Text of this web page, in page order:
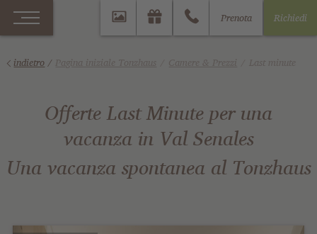
Prenota Richiedi
indietro/
Offerte Last Minute per una
vacanza in Val Senales
Una vacanza spontanea al Tonzhaus